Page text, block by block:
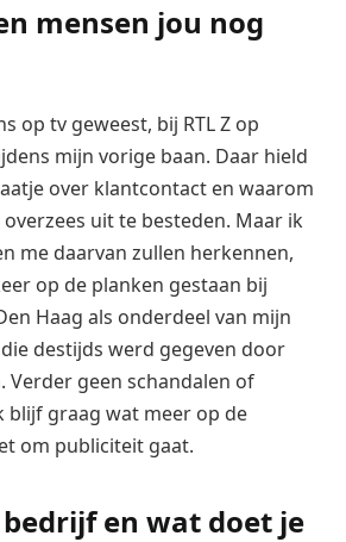
mensen jou nog
op tv geweest, bij RTL Z op
mijn vorige baan. Daar hield
over klantcontact en waarom
uit te besteden. Maar ik
me daarvan zullen herkennen,
op de planken gestaan bij
Haag als onderdeel van mijn
destijds werd gegeven door
Verder geen schandalen of
graag wat meer op de
om publiciteit gaat.
bedrijf en wat doet je